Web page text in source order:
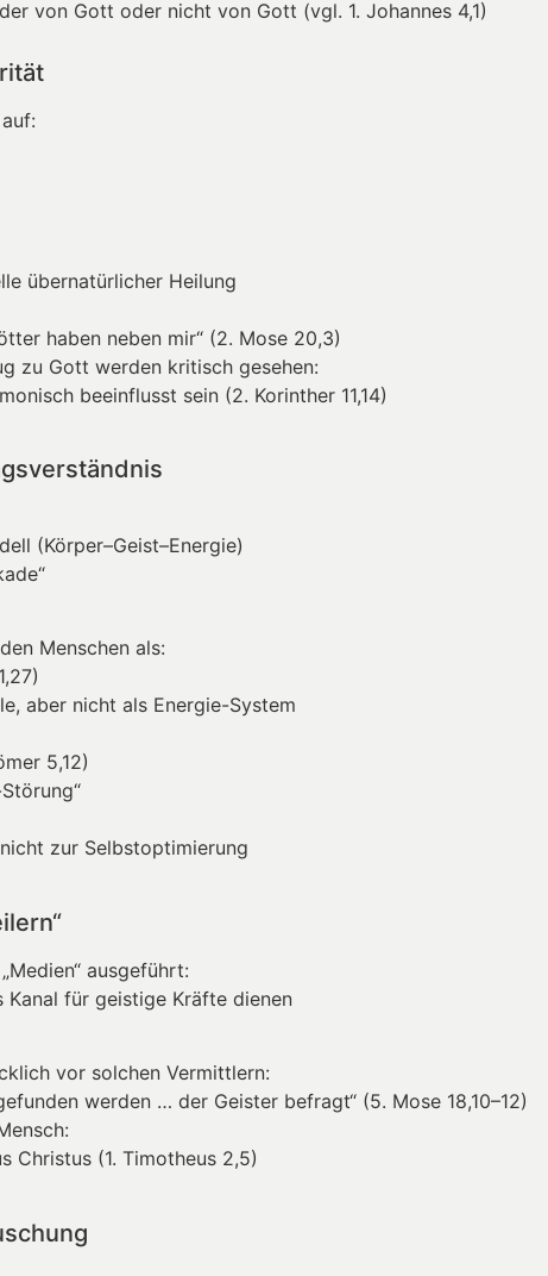
von Gott oder nicht von Gott (vgl. 1. Johannes 4,1)
übernatürlicher Heilung
haben neben mir“ (2. Mose 20,3)
zu Gott werden kritisch gesehen:
beeinflusst sein (2. Korinther 11,14)
(Körper–Geist–Energie)
Menschen als:
aber nicht als Energie-System
5,12)
zur Selbstoptimierung
ausgeführt:
Kanal für geistige Kräfte dienen
vor solchen Vermittlern:
werden … der Geister befragt“ (5. Mose 18,10–12)
Christus (1. Timotheus 2,5)